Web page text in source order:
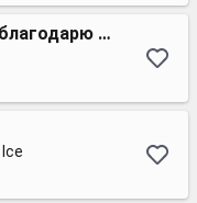
Я встал рано утром и благодарю Бога